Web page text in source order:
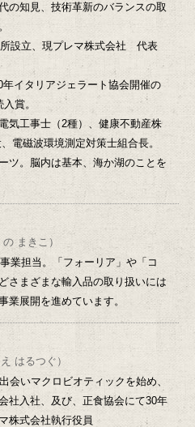
の知見、技術革新のバランスの取
設立、現プレマ株式会社 代表
年イタリアジェラート協会開催の
賞。
気工事士（2種）、健康不動産株
電磁波環境測定対策士組合長。
ツ。脳内は基本、海か湖のことを
の まきこ）
業担当。「フォーリア」や「コ
さまざまな輸入品の取り扱いには
業展開を進めています。
え はるつぐ）
会いマクロビオティックを始め、
社入社、及び、正食協会にて30年
株式会社執行役員